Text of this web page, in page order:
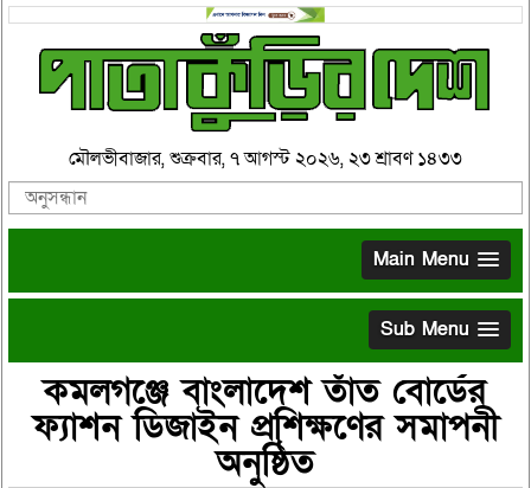
মৌলভীবাজার, শুক্রবার, ৭ আগস্ট ২০২৬, ২৩ শ্রাবণ ১৪৩৩
Main Menu
Sub Menu
কমলগঞ্জে বাংলাদেশ তাঁত বোর্ডের
ফ্যাশন ডিজাইন প্রশিক্ষণের সমাপনী
অনুষ্ঠিত